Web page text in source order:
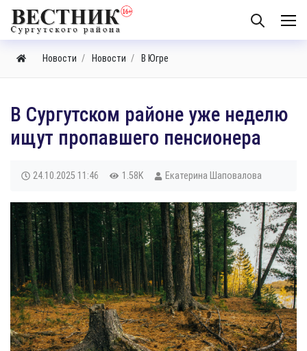
Новости Новости В Югре
В Сургутском районе уже неделю
ищут пропавшего пенсионера
24.10.2025 11:46 1.58K Екатерина Шаповалова